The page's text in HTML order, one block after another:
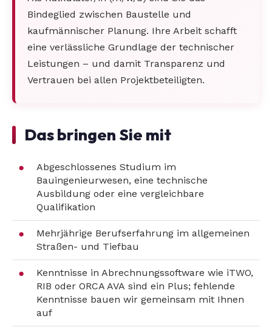
Bindeglied zwischen Baustelle und
kaufmännischer Planung. Ihre Arbeit schafft
eine verlässliche Grundlage der technischer
Leistungen – und damit Transparenz und
Vertrauen bei allen Projektbeteiligten.
Das bringen Sie mit
Abgeschlossenes Studium im
Bauingenieurwesen, eine technische
Ausbildung oder eine vergleichbare
Qualifikation
Mehrjährige Berufserfahrung im allgemeinen
Straßen- und Tiefbau
Kenntnisse in Abrechnungssoftware wie iTWO,
RIB oder ORCA AVA sind ein Plus; fehlende
Kenntnisse bauen wir gemeinsam mit Ihnen
auf